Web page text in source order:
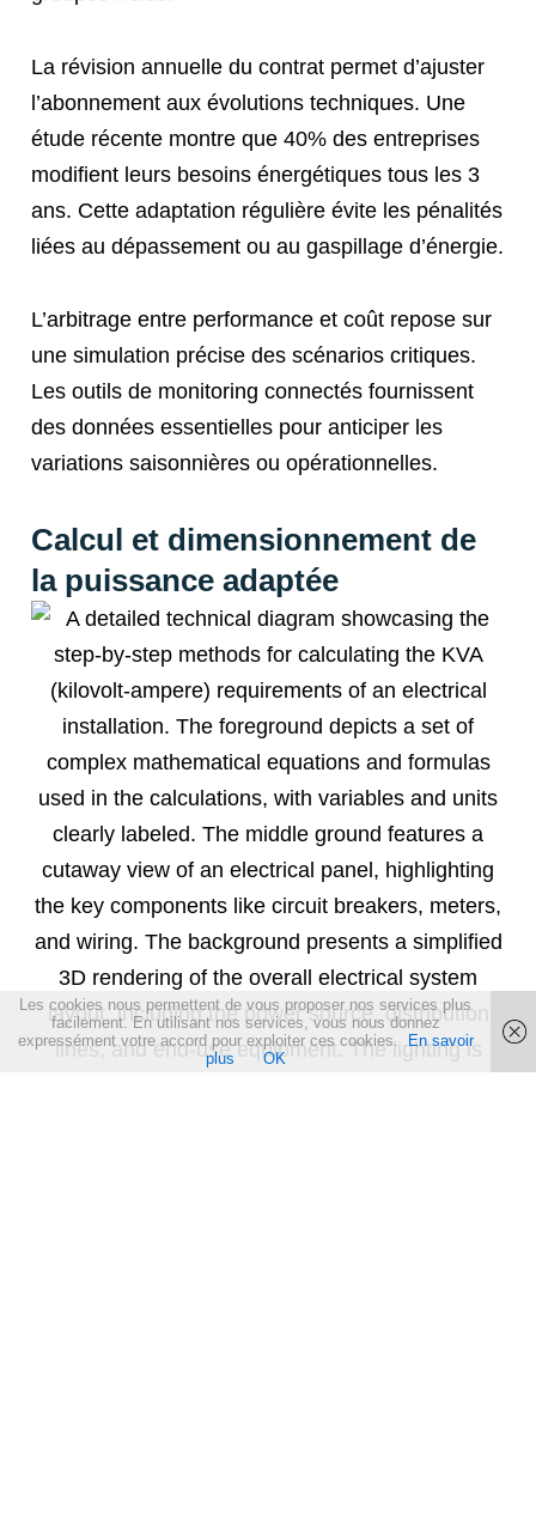
La révision annuelle du contrat permet d’ajuster
l’abonnement aux évolutions techniques. Une
étude récente montre que 40% des entreprises
modifient leurs besoins énergétiques tous les 3
ans. Cette adaptation régulière évite les pénalités
liées au dépassement ou au gaspillage d’énergie.
L’arbitrage entre performance et coût repose sur
une simulation précise des scénarios critiques.
Les outils de monitoring connectés fournissent
des données essentielles pour anticiper les
variations saisonnières ou opérationnelles.
Calcul et dimensionnement de
la puissance adaptée
Les cookies nous permettent de vous proposer nos services plus
facilement. En utilisant nos services, vous nous donnez
expressément votre accord pour exploiter ces cookies. En savoir
plus
OK